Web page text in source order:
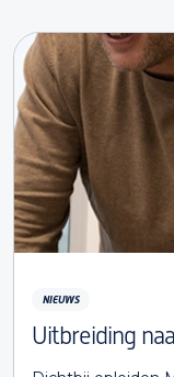
NIEUWS
Uitbreiding